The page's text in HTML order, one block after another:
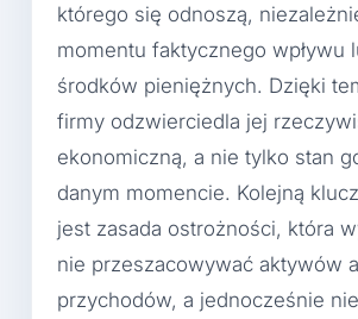
którego się odnoszą,
momentu faktycznego wpływu
środków pieniężnych. Dzięki
firmy odzwierciedla jej
ekonomiczną, a nie tylko stan
danym momencie. Kolejną
jest zasada ostrożności, która
nie przeszacowywać aktywów
przychodów, a jednocześnie nie